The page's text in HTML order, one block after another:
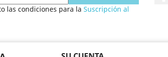
las condiciones para la Suscripción al